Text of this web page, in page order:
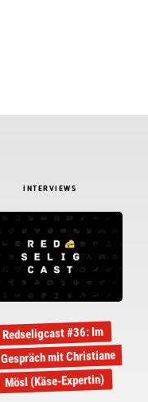
INTERVIEWS
Redseligcast #36: Im
Gespräch mit Christiane
Mösl (Käse-Expertin)